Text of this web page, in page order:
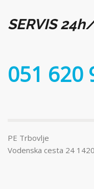
SERVIS
051 620
PE Trbovlje
Vodenska cesta 24